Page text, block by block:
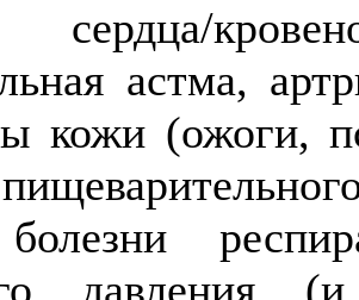
сердца/
астма,
кожи (ожоги,
давления